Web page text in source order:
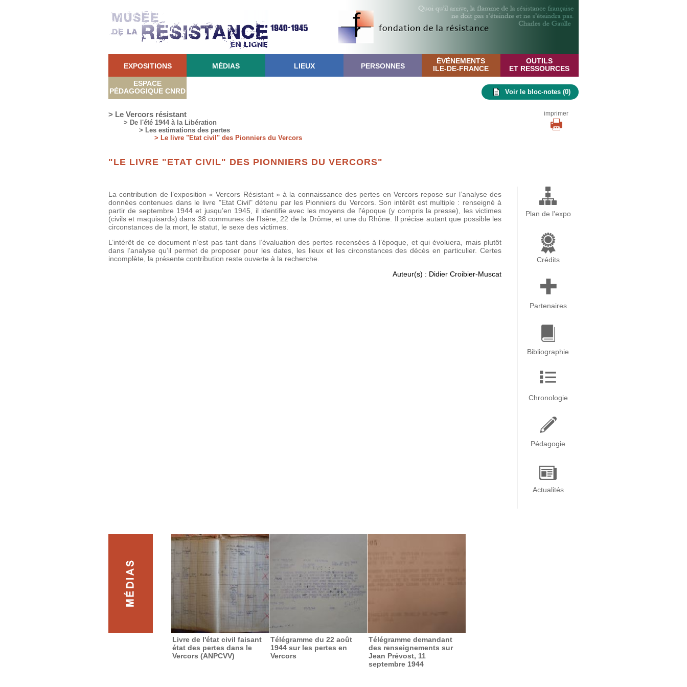
EXPOSITIONS MÉDIAS LIEUX PERSONNES
ÉVÈNEMENTS
ILE-DE-FRANCE
OUTILS
ET RESSOURCES
ESPACE
PÉDAGOGIQUE CNRD Voir le bloc-notes (0)
> Le Vercors résistant
> De l'été 1944 à la Libération
> Les estimations des pertes
> Le livre "Etat civil" des Pionniers du Vercors
imprimer
"LE LIVRE "ETAT CIVIL" DES PIONNIERS DU VERCORS"
La contribution de l’exposition « Vercors Résistant » à la connaissance des pertes en Vercors repose sur l’analyse des
données contenues dans le livre "Etat Civil" détenu par les Pionniers du Vercors. Son intérêt est multiple : renseigné à
partir de septembre 1944 et jusqu’en 1945, il identifie avec les moyens de l’époque (y compris la presse), les victimes
(civils et maquisards) dans 38 communes de l’Isère, 22 de la Drôme, et une du Rhône. Il précise autant que possible les
circonstances de la mort, le statut, le sexe des victimes.
L’intérêt de ce document n’est pas tant dans l’évaluation des pertes recensées à l’époque, et qui évoluera, mais plutôt
dans l’analyse qu’il permet de proposer pour les dates, les lieux et les circonstances des décès en particulier. Certes
incomplète, la présente contribution reste ouverte à la recherche.
Auteur(s) : Didier Croibier-Muscat
Plan de l'expo
Crédits
Partenaires
Bibliographie
Chronologie
Pédagogie
Actualités
Livre de l'état civil faisant
état des pertes dans le
Vercors (ANPCVV)
Télégramme du 22 août
1944 sur les pertes en
Vercors
Télégramme demandant
des renseignements sur
Jean Prévost, 11
septembre 1944